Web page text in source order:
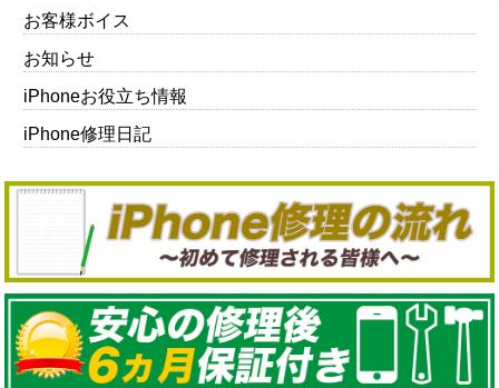
お客様ボイス
お知らせ
iPhoneお役立ち情報
iPhone修理日記